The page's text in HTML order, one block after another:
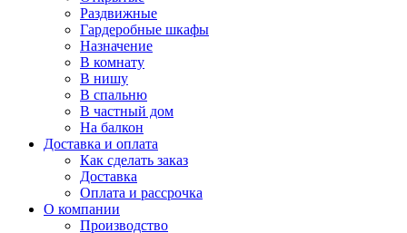
Раздвижные
Гардеробные шкафы
Назначение
В комнату
В нишу
В спальню
В частный дом
На балкон
Доставка и оплата
Как сделать заказ
Доставка
Оплата и рассрочка
О компании
Производство